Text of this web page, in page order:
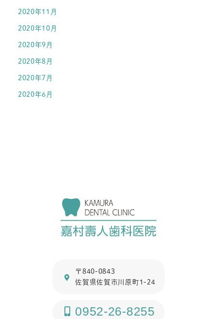
2020年11月
2020年10月
2020年9月
2020年8月
2020年7月
2020年6月
〒840-0843
佐賀県佐賀市川原町1-24
0952-26-8255